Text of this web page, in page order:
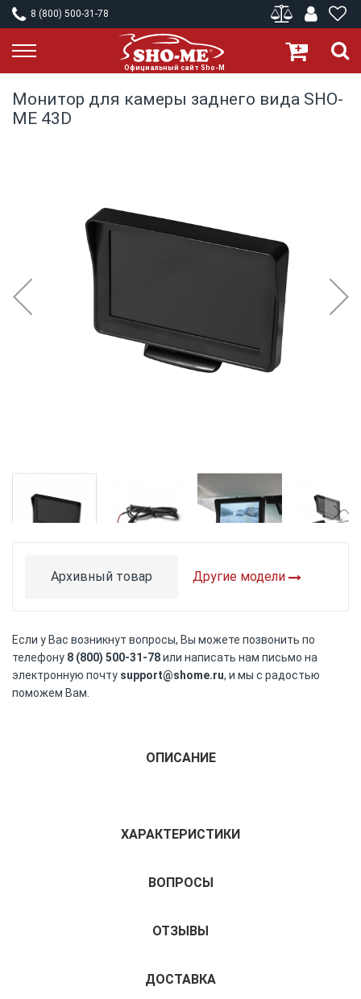
8 (800) 500-31-78
Монитор для камеры заднего вида SHO-
ME 43D
beginning
images
gallery
Архивный товар Другие модели
Если у Вас возникнут вопросы, Вы можете позвонить по
телефону 8 (800) 500-31-78или написать нам письмо на
электронную почту support@shome.ru, и мы с радостью
поможем Вам.
ОПИСАНИЕ
ХАРАКТЕРИСТИКИ
ВОПРОСЫ
ОТЗЫВЫ
ДОСТАВКА